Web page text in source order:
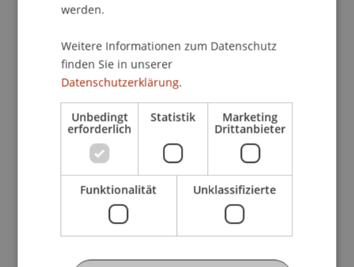
grenzüberschreitenden Vertrieb von
zwischen Liechtenstein und der Schweiz.
Wir freuen uns, dass es uns gelungen ist, mit Dr.
Dominik Oberholzer, LL.M., und Sarah Mostafa,
LL.M., zwei herausragende Expert:innen für den
Themenabend zu gewinnen.
Nutzen Sie auch die Gelegenheit: Vor der
Veranstaltung (um 17.00 Uhr) findet eine
Infoveranstaltung zum LL.M. im
werden.
Weitere Informationen zum Datenschutz
finden Sie in unserer
Datenschutzerklärung.
Unbedingt
erforderlich
Statistik Marketing
Drittanbieter
Funktionalität Unklassifizierte